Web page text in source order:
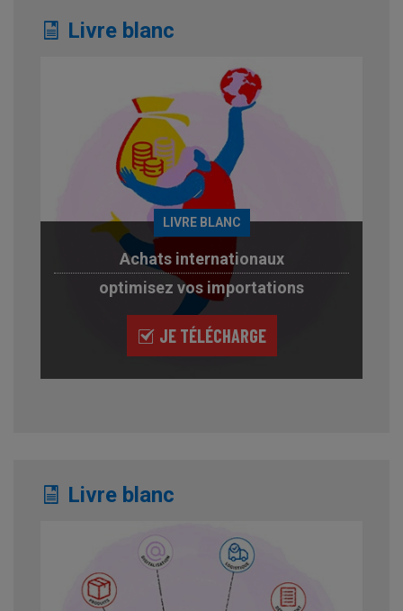
Livre blanc
LIVRE BLANC
Achats internationaux
optimisez vos importations
JE TÉLÉCHARGE
Livre blanc